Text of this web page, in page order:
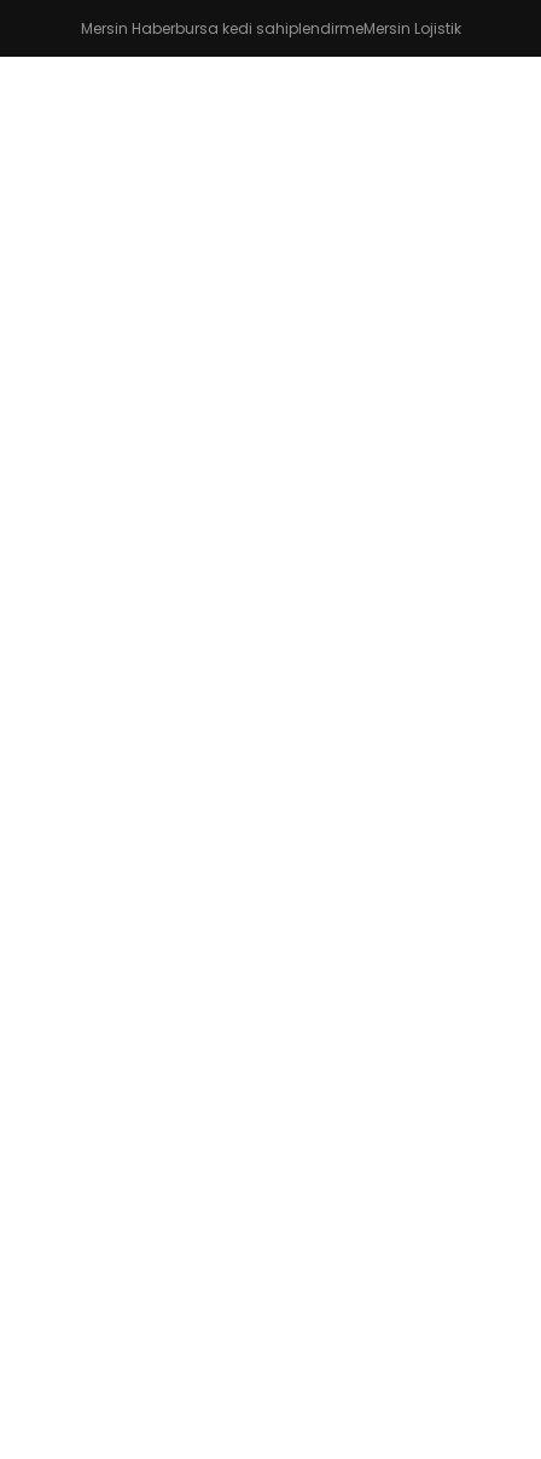
Mersin Haberbursa kedi sahiplendirmeMersin Lojistik